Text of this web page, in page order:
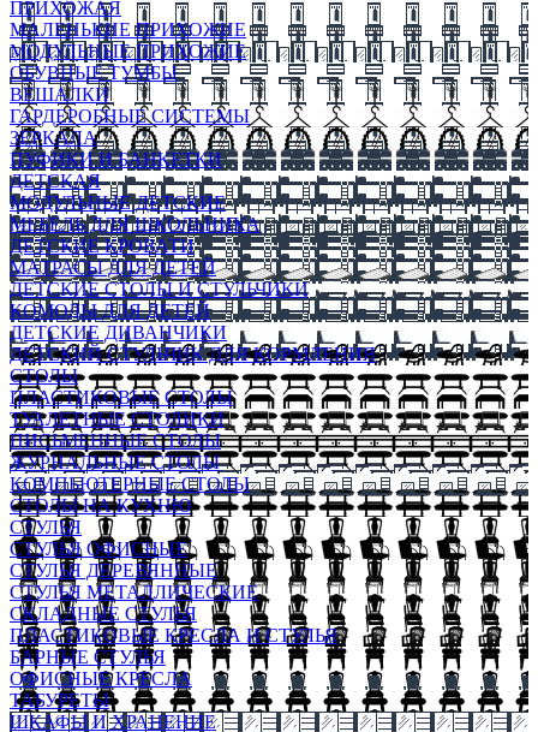
ПРИХОЖАЯ
МАЛЕНЬКИЕ ПРИХОЖИЕ
МОДУЛЬНЫЕ ПРИХОЖИЕ
ОБУВНЫЕ ТУМБЫ
ВЕШАЛКИ
ГАРДЕРОБНЫЕ СИСТЕМЫ
ЗЕРКАЛА
ПУФИКИ И БАНКЕТКИ
ДЕТСКАЯ
МОДУЛЬНЫЕ ДЕТСКИЕ
МЕБЕЛЬ ДЛЯ ШКОЛЬНИКА
ДЕТСКИЕ КРОВАТИ
МАТРАСЫ ДЛЯ ДЕТЕЙ
ДЕТСКИЕ СТОЛЫ И СТУЛЬЧИКИ
КОМОДЫ ДЛЯ ДЕТЕЙ
ДЕТСКИЕ ДИВАНЧИКИ
ДЕТСКИЙ СТУЛЬЧИК ДЛЯ КОРМЛЕНИЯ
СТОЛЫ
ПЛАСТИКОВЫЕ СТОЛЫ
ТУАЛЕТНЫЕ СТОЛИКИ
ПИСЬМЕННЫЕ СТОЛЫ
ЖУРНАЛЬНЫЕ СТОЛЫ
КОМПЬЮТЕРНЫЕ СТОЛЫ
СТОЛЫ НА КУХНЮ
СТУЛЬЯ
СТУЛЬЯ ОФИСНЫЕ
СТУЛЬЯ ДЕРЕВЯННЫЕ
СТУЛЬЯ МЕТАЛЛИЧЕСКИЕ
СКЛАДНЫЕ СТУЛЬЯ
ПЛАСТИКОВЫЕ КРЕСЛА И СТУЛЬЯ
БАРНЫЕ СТУЛЬЯ
ОФИСНЫЕ КРЕСЛА
ТАБУРЕТЫ
ШКАФЫ И ХРАНЕНИЕ